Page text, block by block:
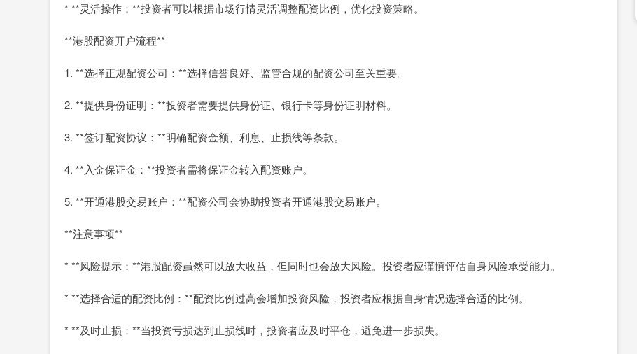
* **灵活操作：**投资者可以根据市场行情灵活调整配资比例，优化投资策略。
**港股配资开户流程**
1. **选择正规配资公司：**选择信誉良好、监管合规的配资公司至关重要。
2. **提供身份证明：**投资者需要提供身份证、银行卡等身份证明材料。
3. **签订配资协议：**明确配资金额、利息、止损线等条款。
4. **入金保证金：**投资者需将保证金转入配资账户。
5. **开通港股交易账户：**配资公司会协助投资者开通港股交易账户。
**注意事项**
* **风险提示：**港股配资虽然可以放大收益，但同时也会放大风险。投资者应谨慎评估自身风险承受能力。
* **选择合适的配资比例：**配资比例过高会增加投资风险，投资者应根据自身情况选择合适的比例。
* **及时止损：**当投资亏损达到止损线时，投资者应及时平仓，避免进一步损失。